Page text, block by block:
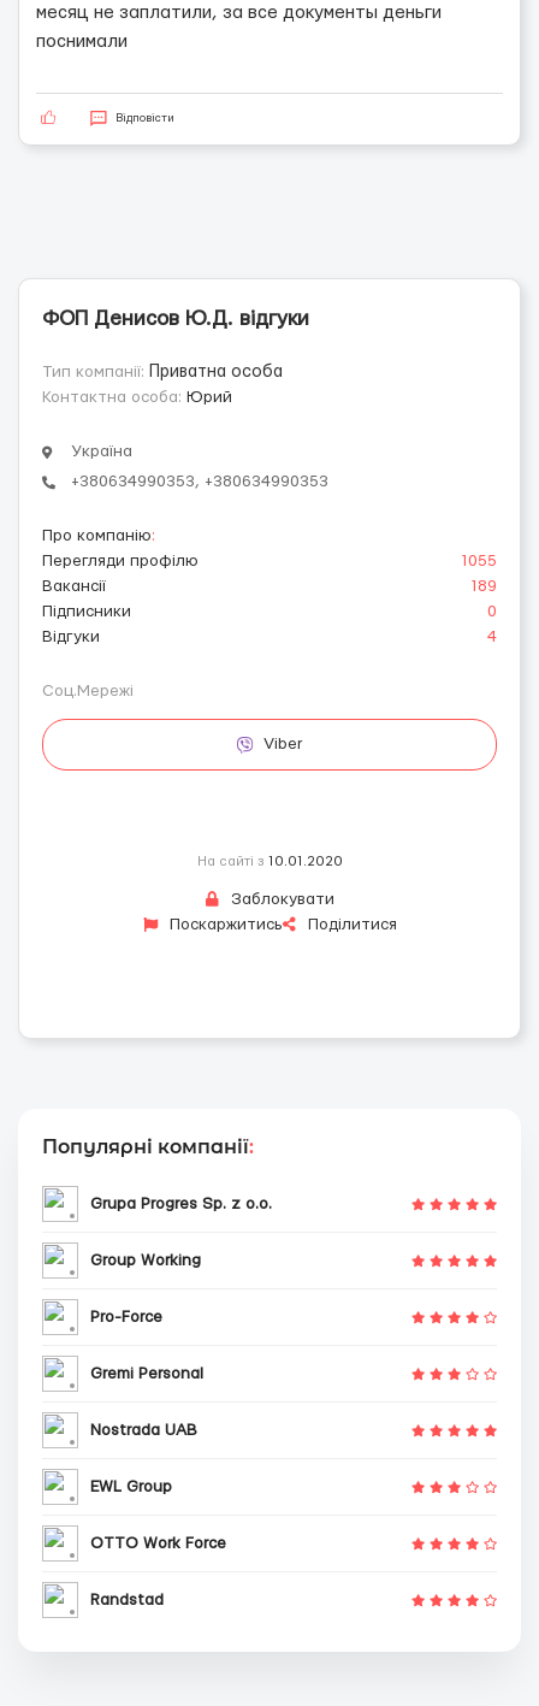
месяц не заплатили, за все документы деньги
поснимали
Відповісти
ФОП Денисов Ю.Д. відгуки
Тип компанії:
Приватна особа
Контактна особа: Юрий
Україна
+380634990353, +380634990353
Про компанію:
Перегляди профілю
1055
Вакансії
189
Підписники
0
Відгуки
4
Соц.Мережі
Viber
На сайті з 10.01.2020
Заблокувати
Поскаржитись
Поділитися
Популярні компанії:
Grupa Progres Sp. z o.o.
Group Working
Pro-Force
Gremi Personal
Nostrada UAB
EWL Group
OTTO Work Force
Randstad